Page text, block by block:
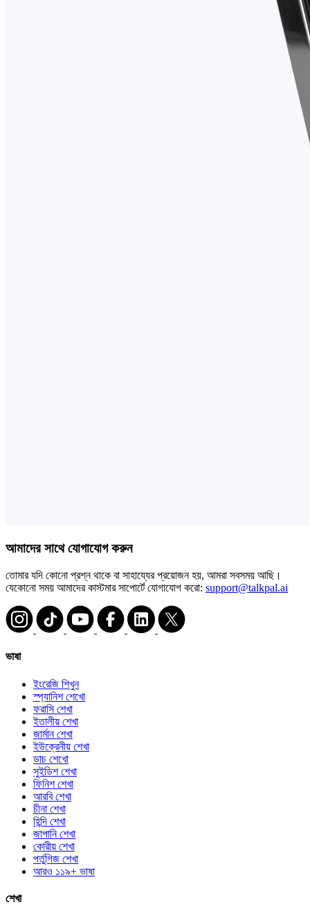
আমাদের সাথে যোগাযোগ করুন
তোমার যদি কোনো প্রশ্ন থাকে বা সাহায্যের প্রয়োজন হয়, আমরা সবসময় আছি।
যেকোনো সময় আমাদের কাস্টমার সাপোর্টে যোগাযোগ করো: support@talkpal.ai
ভাষা
ইংরেজি শিখুন
স্প্যানিশ শেখো
ফরাসি শেখা
ইতালীয় শেখা
জার্মান শেখা
ইউক্রেনীয় শেখা
ডাচ শেখো
সুইডিশ শেখা
ফিনিশ শেখা
আরবি শেখা
চীনা শেখা
হিন্দি শেখা
জাপানি শেখা
কোরীয় শেখা
পর্তুগিজ শেখা
আরও ১১৯+ ভাষা
শেখা